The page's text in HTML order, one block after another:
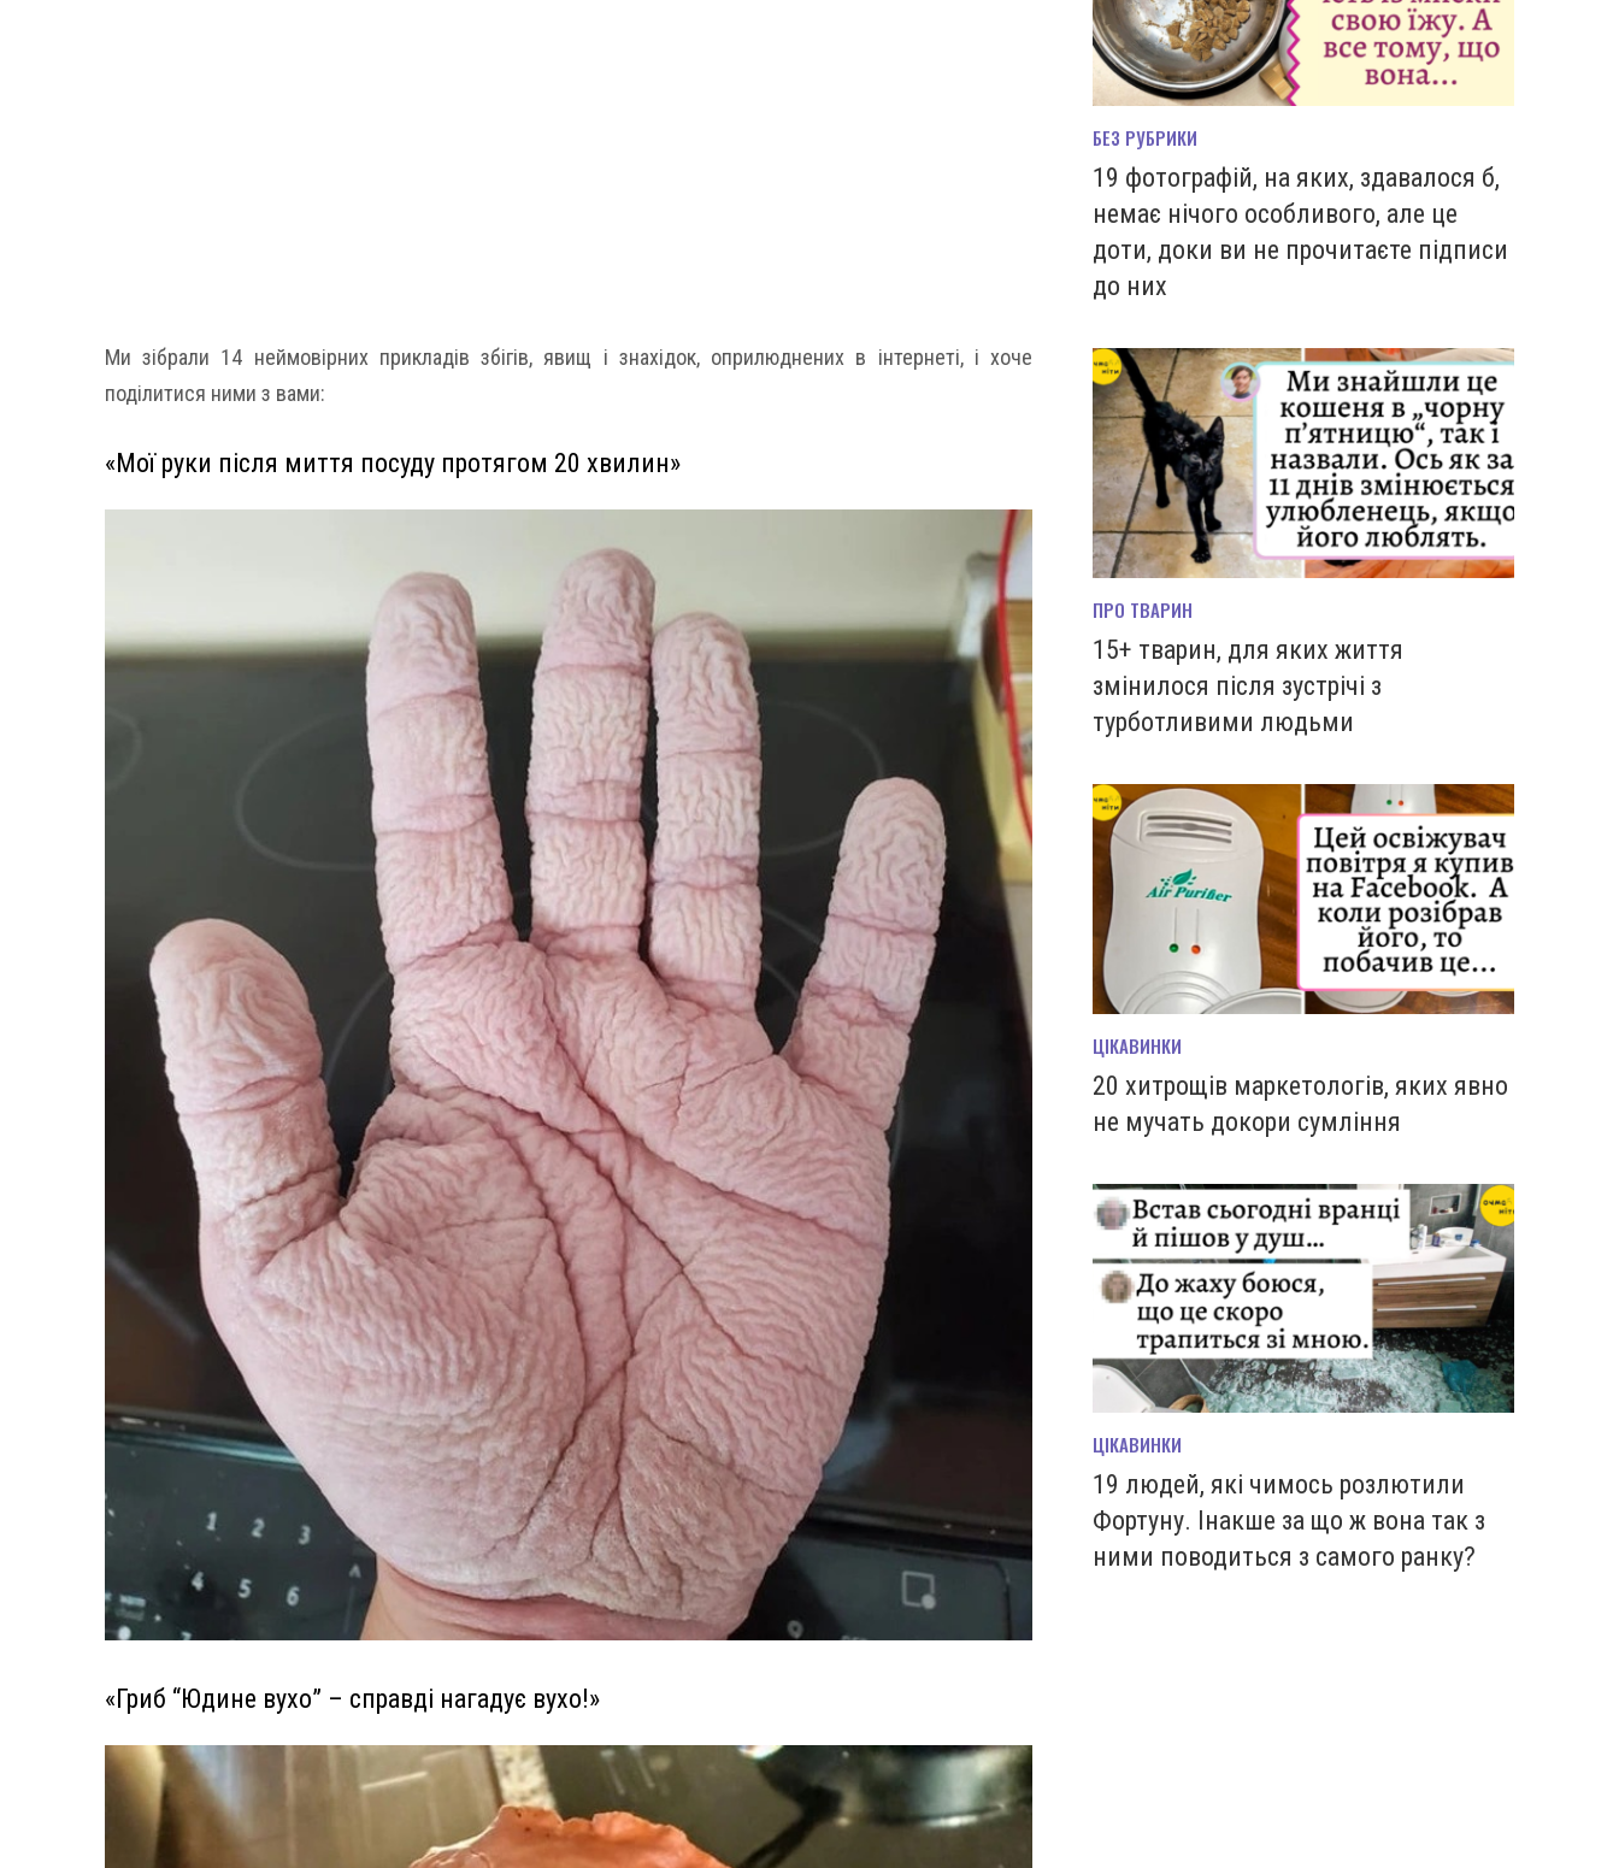
Ми зібрали 14 неймовірних прикладів збігів, явищ і знахідок, оприлюднених в інтернеті, і хоче
поділитися ними з вами:
«Мої руки після миття посуду протягом 20 хвилин»
«Гриб “Юдине вухо” – справді нагадує вухо!»
БЕЗ РУБРИКИ
19 фотографій, на яких, здавалося б,
немає нічого особливого, але це
доти, доки ви не прочитаєте підписи
до них
ПРО ТВАРИН
15+ тварин, для яких життя
змінилося після зустрічі з
турботливими людьми
ЦІКАВИНКИ
20 хитрощів маркетологів, яких явно
не мучать докори сумління
ЦІКАВИНКИ
19 людей, які чимось розлютили
Фортуну. Інакше за що ж вона так з
ними поводиться з самого ранку?